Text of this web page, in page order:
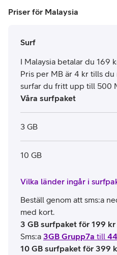
Priser för Malaysia
Surf
I Malaysia betalar du 169
Pris per MB är 4 kr tills
surfar du fritt upp till 500
Våra surfpaket
3 GB
10 GB
Vilka länder ingår i
Beställ genom att sms:a
med kort.
3 GB surfpaket för 199 kr
Sms:a 3GB Grupp7a till
10 GB surfpaket för 399